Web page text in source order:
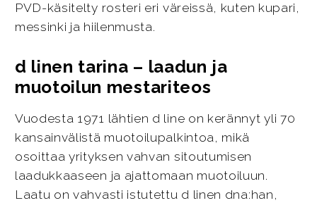
PVD-käsitelty rosteri eri väreissä, kuten kupari,
messinki ja hiilenmusta.
d linen tarina – laadun ja
muotoilun mestariteos
Vuodesta 1971 lähtien d line on kerännyt yli 70
kansainvälistä muotoilupalkintoa, mikä
osoittaa yrityksen vahvan sitoutumisen
laadukkaaseen ja ajattomaan muotoiluun.
Laatu on vahvasti istutettu d linen dna:han,